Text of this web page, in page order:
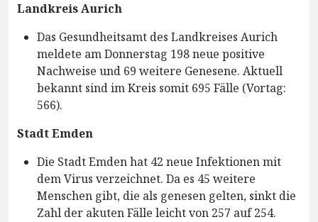
Landkreis Aurich
Das Gesundheitsamt des Landkreises Aurich
meldete am Donnerstag 198 neue positive
Nachweise und 69 weitere Genesene. Aktuell
bekannt sind im Kreis somit 695 Fälle (Vortag:
566).
Stadt Emden
Die Stadt Emden hat 42 neue Infektionen mit
dem Virus verzeichnet. Da es 45 weitere
Menschen gibt, die als genesen gelten, sinkt die
Zahl der akuten Fälle leicht von 257 auf 254.